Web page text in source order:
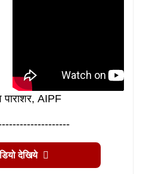
पाराशर, AIPF
देखिये